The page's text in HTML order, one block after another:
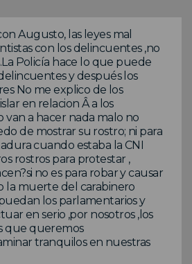
Augusto, las leyes mal
con los delincuentes ,no
Policía hace lo que puede
y después los
No me explico de los
en relacion Â a los
van a hacer nada malo no
de mostrar su rostro; ni para
cuando estaba la CNI
rostros para protestar ,
no es para robar y causar
la muerte del carabinero
los parlamentarios y
en serio ,por nosotros ,los
que queremos
tranquilos en nuestras